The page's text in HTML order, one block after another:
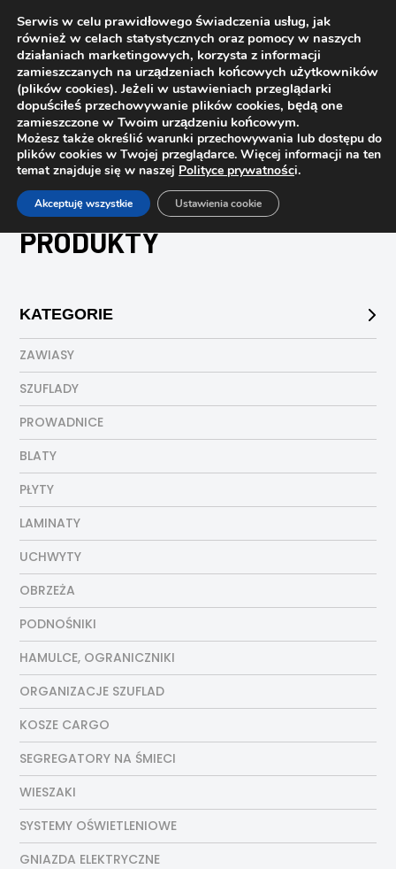
Strona główna Sklep Produkty
PRODUKTY
KATEGORIE
ZAWIASY
SZUFLADY
PROWADNICE
BLATY
PŁYTY
LAMINATY
UCHWYTY
OBRZEŻA
PODNOŚNIKI
HAMULCE, OGRANICZNIKI
ORGANIZACJE SZUFLAD
KOSZE CARGO
SEGREGATORY NA ŚMIECI
WIESZAKI
SYSTEMY OŚWIETLENIOWE
GNIAZDA ELEKTRYCZNE
Serwis w celu prawidłowego świadczenia usług, jak
również w celach statystycznych oraz pomocy w naszych
działaniach marketingowych, korzysta z informacji
zamieszczanych na urządzeniach końcowych użytkowników
(plików cookies). Jeżeli w ustawieniach przeglądarki
dopuściłeś przechowywanie plików cookies, będą one
zamieszczone w Twoim urządzeniu końcowym.
Możesz także określić warunki przechowywania lub dostępu do
plików cookies w Twojej przeglądarce. Więcej informacji na ten
temat znajduje się w naszej Polityce prywatności.
Akceptuję wszystkie Ustawienia cookie